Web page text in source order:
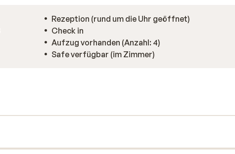
Rezeption (rund um die Uhr geöffnet)
Check in
Aufzug vorhanden (Anzahl: 4)
Safe verfügbar (im Zimmer)